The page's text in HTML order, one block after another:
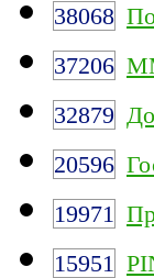
38068
37206
32879
20596
19971
15951